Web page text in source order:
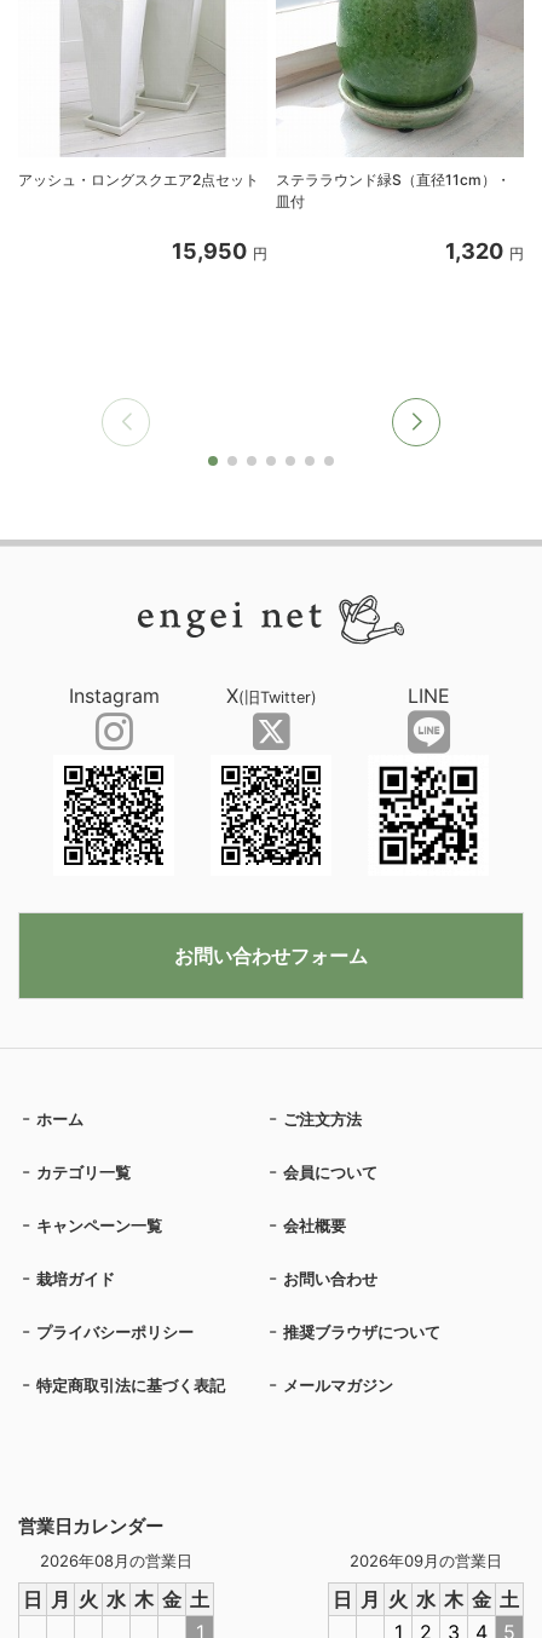
アッシュ・ロングスクエア2点セット
15,950 円
ステララウンド緑S（直径11cm）・
皿付
1,320 円
営業日カレンダー
2026年08月の営業日
日 月 火 水 木 金 土
1
2026年09月の営業日
日 月 火 水 木 金 土
1
2 3 4 5
ホーム ご注文方法
カテゴリ一覧 会員について
キャンペーン一覧 会社概要
栽培ガイド お問い合わせ
プライバシーポリシー 推奨ブラウザについて
特定商取引法に基づく表記 メールマガジン
Instagram X(旧Twitter) LINE
お問い合わせフォーム